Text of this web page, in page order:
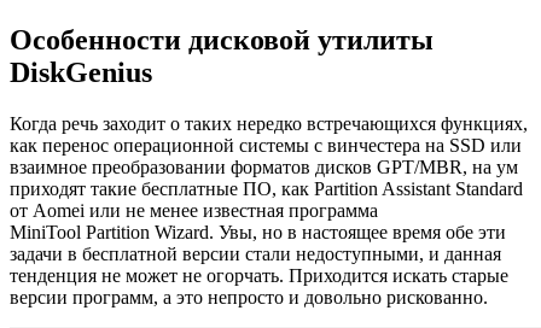
Особенности дисковой утилиты
DiskGenius
Когда речь заходит о таких нередко встречающихся функциях,
как перенос операционной системы с винчестера на SSD или
взаимное преобразовании форматов дисков GPT/MBR, на ум
приходят такие бесплатные ПО, как Partition Assistant Standard
от Aomei или не менее известная программа
MiniTool Partition Wizard. Увы, но в настоящее время обе эти
задачи в бесплатной версии стали недоступными, и данная
тенденция не может не огорчать. Приходится искать старые
версии программ, а это непросто и довольно рискованно.